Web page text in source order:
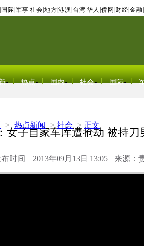
国际 军事 社会 地方 港澳 台湾 华人 侨网 财经 金融
热点 国内 社会 国际
> 热点新闻 > 社会 > 正文
女子自家车库遭抢劫 被持刀
布时间：2013年09月13日 13:05 来源：